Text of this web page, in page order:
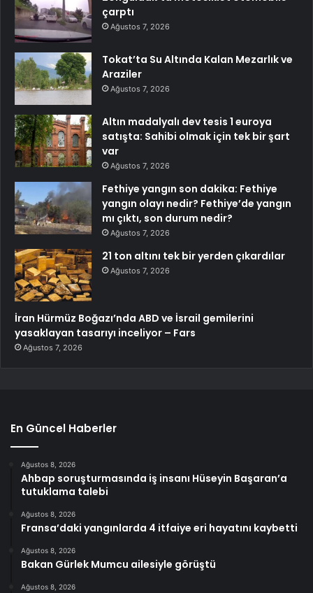
çarptı
Ağustos 7, 2026
Tokat’ta Su Altında Kalan Mezarlık ve
Araziler
Ağustos 7, 2026
Altın madalyalı dev tesis 1 euroya
satışta: Sahibi olmak için tek bir şart
var
Ağustos 7, 2026
Fethiye yangın son dakika: Fethiye
yangın olayı nedir? Fethiye’de yangın
mı çıktı, son durum nedir?
Ağustos 7, 2026
21 ton altını tek bir yerden çıkardılar
Ağustos 7, 2026
İran Hürmüz Boğazı’nda ABD ve İsrail gemilerini
yasaklayan tasarıyı inceliyor – Fars
Ağustos 7, 2026
En Güncel Haberler
Ağustos 8, 2026
Ahbap soruşturmasında iş insanı Hüseyin Başaran’a
tutuklama talebi
Ağustos 8, 2026
Fransa’daki yangınlarda 4 itfaiye eri hayatını kaybetti
Ağustos 8, 2026
Bakan Gürlek Mumcu ailesiyle görüştü
Ağustos 8, 2026